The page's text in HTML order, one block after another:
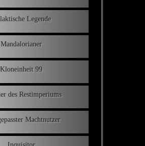
Legende
Mandalorianer
Kloneinheit 99
des Restimperiums
Machtnutzer